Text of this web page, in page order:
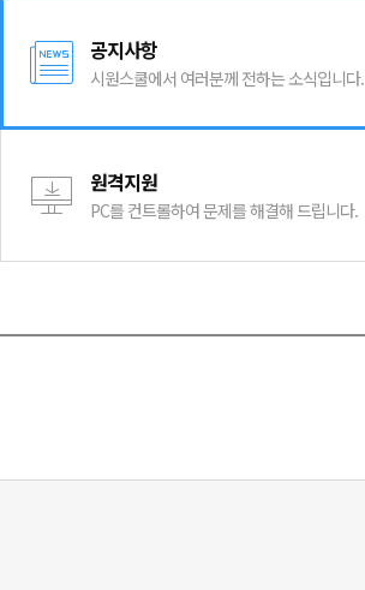
공지사항
시원스쿨에서 여러분께 전하는 소식입니다.
원격지원
PC를 컨트롤하여 문제를 해결해 드립니다.